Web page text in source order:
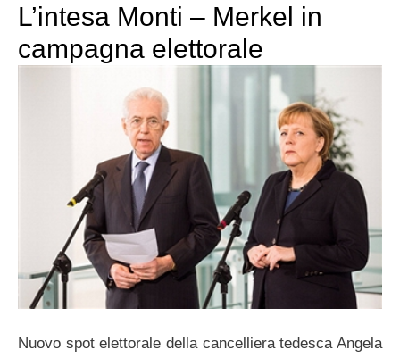
L’intesa Monti – Merkel in
campagna elettorale
Nuovo spot elettorale della cancelliera tedesca Angela